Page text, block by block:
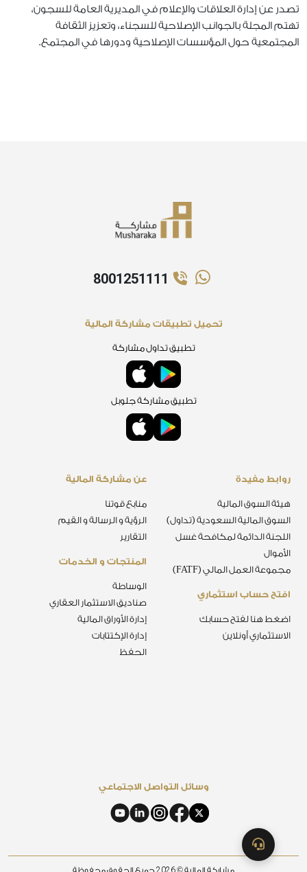
تصدر عن إدارة العلاقات والإعلام في المديرية العامة للسجون،
تهتم المجلة بالجوانب الإصلاحية للسجناء، وتعزيز الثقافة
المجتمعية حول المؤسسات الإصلاحية ودورها في المجتمع.
8001251111
المنتجات و الخدمات
الوساطة
صناديق الاستثمار العقاري
إدارة الأوراق المالية
إدارة الإكتتابات
الحفظ
عن مشاركة المالية
منابع قوتنا
الرؤية و الرسالة و القيم
التقارير
افتح حساب استثماري
اضغط هنا لفتح حسابك
الاستثماري أونلاين
روابط مفيدة
هيئة السوق المالية
السوق المالية السعودية (تداول)
اللجنة الدائمة لمكافحة غسل
الأموال
مجموعة العمل المالي (FATF)
تحميل تطبيقات مشاركة المالية
تطبيق تداول مشاركة
تطبيق مشاركة جلوبل
وسائل التواصل الاجتماعي